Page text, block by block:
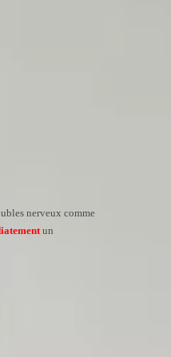
nerveux comme
un